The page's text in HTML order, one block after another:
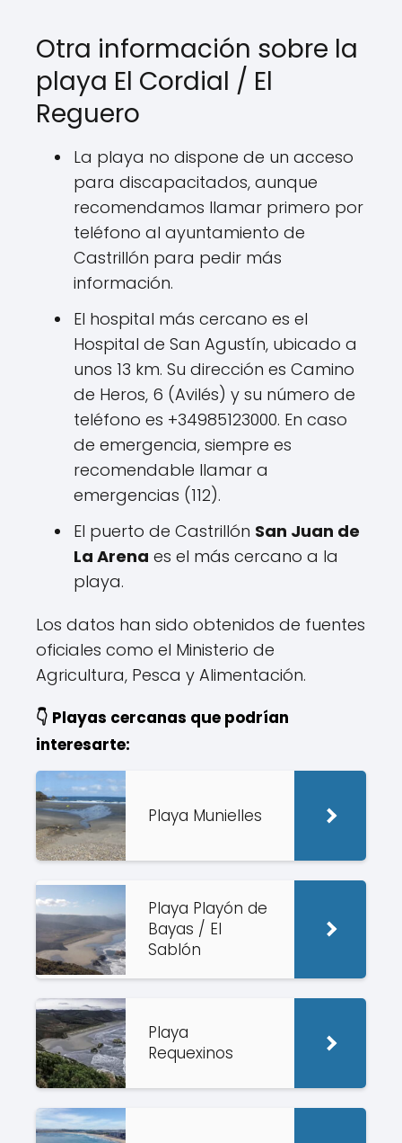
Otra información sobre la
playa El Cordial / El
Reguero
La playa no dispone de un acceso
para discapacitados, aunque
recomendamos llamar primero por
teléfono al ayuntamiento de
Castrillón para pedir más
información.
El hospital más cercano es el
Hospital de San Agustín, ubicado a
unos 13 km. Su dirección es Camino
de Heros, 6 (Avilés) y su número de
teléfono es +34985123000. En caso
de emergencia, siempre es
recomendable llamar a
emergencias (112).
El puerto de Castrillón San Juan de
La Arena es el más cercano a la
playa.
Los datos han sido obtenidos de fuentes
oficiales como el Ministerio de
Agricultura, Pesca y Alimentación.
👇 Playas cercanas que podrían
interesarte:
Playa Munielles
Playa Playón de
Bayas / El
Sablón
Playa
Requexinos